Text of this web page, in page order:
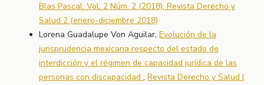
Blas Pascal: Vol. 2 Núm. 2 (2018): Revista Derecho y
Salud 2 (enero-diciembre 2018)
Lorena Guadalupe Von Aguilar, Evolución de la
jurisprudencia mexicana respecto del estado de
interdicción y el régimen de capacidad jurídica de las
personas con discapacidad , Revista Derecho y Salud |